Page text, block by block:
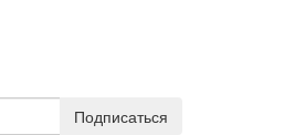
Подписаться